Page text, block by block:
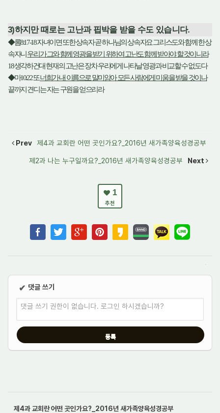
3)하지만 때로는 고난과 핍박을 받을 수도 있습니다.
◆롬8:17-18자녀이면 또한 상속자 곧 하나님의 상속자요 그리스도와 함께 한 상
속자니 우리가 그와 함께 영광을 받기 위하여 고난도 함께 받아야 할 것이니라
18생각하건대 현재의 고난은 장차 우리에게 나타날 영광과 비교할 수 없도다
◆마10:22또너희가 내 이름으로 말미암아 모든 사람에게 미움을 받을 것이나
끝까지 견디는 자는 구원을 얻으리라
Prev 제4과 교회란 어떤 곳인가요?_2016년 새가족양육성경공부
제2과 나는 누구일까요?_2016년 새가족양육성경공부 Next
1
추천
✔ 댓글 쓰기
댓글 쓰기 권한이 없습니다. 로그인 하시겠습니까?
제4과 교회란 어떤 곳인가요?_2016년 새가족양육성경공부